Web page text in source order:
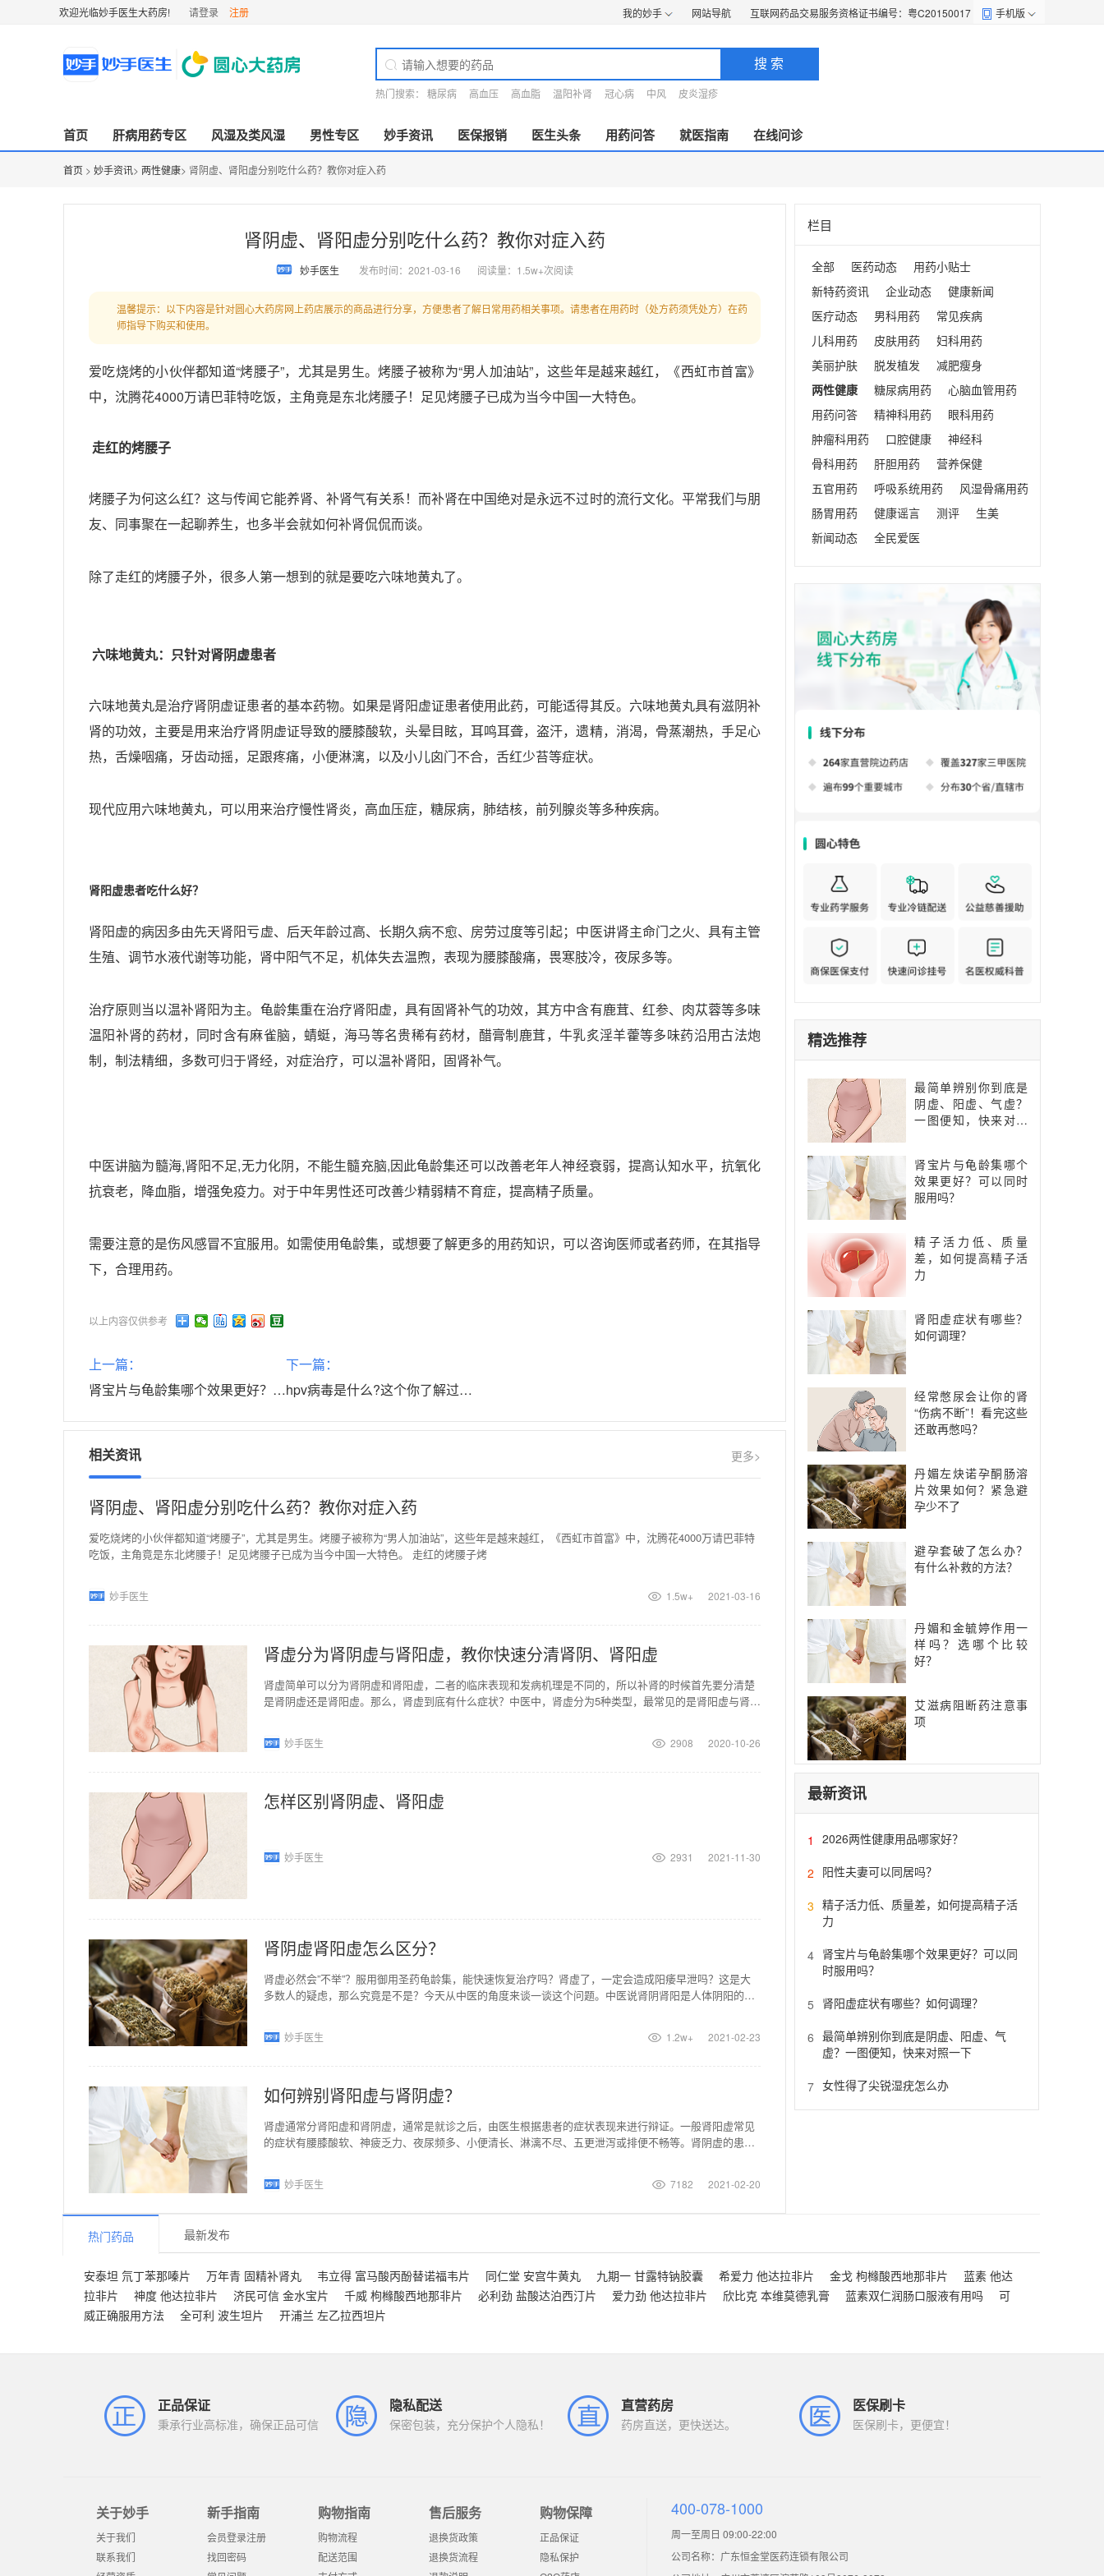
欢迎光临妙手医生大药房! 请登录 注册 我的妙手 网站导航 互联网药品交易服务资格证书编号：粤C20150017 手机版
搜 索
热门搜索： 糖尿病 高血压 高血脂 温阳补肾 冠心病 中风 皮炎湿疹
首页 肝病用药专区 风湿及类风湿 男性专区 妙手资讯 医保报销 医生头条 用药问答 就医指南 在线问诊
首页 > 妙手资讯> 两性健康> 肾阴虚、肾阳虚分别吃什么药？教你对症入药
肾阴虚、肾阳虚分别吃什么药？教你对症入药
妙手医生 发布时间：2021-03-16 阅读量：1.5w+次阅读
温馨提示：以下内容是针对圆心大药房网上药店展示的商品进行分享，方便患者了解日常用药相关事项。请患者在用药时（处方药须凭处方）在药
师指导下购买和使用。
爱吃烧烤的小伙伴都知道“烤腰子”，尤其是男生。烤腰子被称为“男人加油站”，这些年是越来越红，《西虹市首富》
中，沈腾花4000万请巴菲特吃饭，主角竟是东北烤腰子！足见烤腰子已成为当今中国一大特色。
走红的烤腰子
烤腰子为何这么红？这与传闻它能养肾、补肾气有关系！而补肾在中国绝对是永远不过时的流行文化。平常我们与朋
友、同事聚在一起聊养生，也多半会就如何补肾侃侃而谈。
除了走红的烤腰子外，很多人第一想到的就是要吃六味地黄丸了。
六味地黄丸：只针对肾阴虚患者
六味地黄丸是治疗肾阴虚证患者的基本药物。如果是肾阳虚证患者使用此药，可能适得其反。六味地黄丸具有滋阴补
肾的功效，主要是用来治疗肾阴虚证导致的腰膝酸软，头晕目眩，耳鸣耳聋，盗汗，遗精，消渴，骨蒸潮热，手足心
热，舌燥咽痛，牙齿动摇，足跟疼痛，小便淋漓，以及小儿囟门不合，舌红少苔等症状。
现代应用六味地黄丸，可以用来治疗慢性肾炎，高血压症，糖尿病，肺结核，前列腺炎等多种疾病。
肾阳虚患者吃什么好？
肾阳虚的病因多由先天肾阳亏虚、后天年龄过高、长期久病不愈、房劳过度等引起；中医讲肾主命门之火、具有主管
生殖、调节水液代谢等功能，肾中阳气不足，机体失去温煦，表现为腰膝酸痛， 畏寒肢冷，夜尿多等。
治疗原则当以温补肾阳为主。龟龄集重在治疗肾阳虚，具有固肾补气的功效，其方中含有鹿茸、红参、肉苁蓉等多味
温阳补肾的药材，同时含有麻雀脑，蜻蜓，海马等名贵稀有药材，醋膏制鹿茸，牛乳炙淫羊藿等多味药沿用古法炮
制，制法精细，多数可归于肾经，对症治疗，可以温补肾阳，固肾补气。
中医讲脑为髓海,肾阳不足,无力化阴，不能生髓充脑, 因此龟龄集还可以改善老年人神经衰弱，提高认知水平，抗氧化
抗衰老，降血脂，增强免疫力。对于中年男性还可改善少精弱精不育症，提高精子质量。
需要注意的是伤风感冒不宜服用。如需使用龟龄集，或想要了解更多的用药知识，可以咨询医师或者药师，在其指导
下，合理用药。
以上内容仅供参考
上一篇：
肾宝片与龟龄集哪个效果更好？可以同时服用吗？
下一篇：
hpv病毒是什么?这个你了解过吗？
相关资讯 更多>
肾阴虚、肾阳虚分别吃什么药？教你对症入药
爱吃烧烤的小伙伴都知道“烤腰子”，尤其是男生。烤腰子被称为“男人加油站”，这些年是越来越红，《西虹市首富》中，沈腾花4000万请巴菲特
吃饭，主角竟是东北烤腰子！足见烤腰子已成为当今中国一大特色。 走红的烤腰子烤
妙手医生 1.5w+ 2021-03-16
肾虚分为肾阴虚与肾阳虚，教你快速分清肾阴、肾阳虚
肾虚简单可以分为肾阴虚和肾阳虚，二者的临床表现和发病机理是不同的，所以补肾的时候首先要分清楚
是肾阴虚还是肾阳虚。那么，肾虚到底有什么症状？中医中，肾虚分为5种类型，最常见的是肾阳虚与肾阴
妙手医生 2908 2020-10-26
怎样区别肾阴虚、肾阳虚
妙手医生 2931 2021-11-30
肾阴虚肾阳虚怎么区分？
肾虚必然会”不举”？服用御用圣药龟龄集，能快速恢复治疗吗？肾虚了，一定会造成阳痿早泄吗？这是大
多数人的疑虑，那么究竟是不是？今天从中医的角度来谈一谈这个问题。中医说肾阴肾阳是人体阴阳的根
妙手医生 1.2w+ 2021-02-23
如何辨别肾阳虚与肾阴虚？
肾虚通常分肾阳虚和肾阴虚，通常是就诊之后，由医生根据患者的症状表现来进行辩证。一般肾阳虚常见
的症状有腰膝酸软、神疲乏力、夜尿频多、小便清长、淋漓不尽、五更泄泻或排便不畅等。肾阴虚的患者
妙手医生 7182 2021-02-20
栏目
全部 医药动态
用药小贴士
新特药资讯
企业动态
健康新闻
医疗动态
男科用药
常见疾病
儿科用药
皮肤用药
妇科用药
美丽护肤
脱发植发
减肥瘦身
两性健康
糖尿病用药
心脑血管用药
用药问答
精神科用药
眼科用药
肿瘤科用药
口腔健康
神经科
骨科用药
肝胆用药
营养保健
五官用药
呼吸系统用药
风湿骨痛用药
肠胃用药
健康谣言 测评
生美
新闻动态
全民爱医
精选推荐
最简单辨别你到底是
阴虚、阳虚、气虚？
一图便知，快来对照
肾宝片与龟龄集哪个
效果更好？可以同时
服用吗？
精子活力低、质量
差，如何提高精子活
力
肾阳虚症状有哪些？
如何调理？
经常憋尿会让你的肾
“伤病不断”！看完这些
还敢再憋吗？
丹媚左炔诺孕酮肠溶
片效果如何？紧急避
孕少不了
避孕套破了怎么办？
有什么补救的方法？
丹媚和金毓婷作用一
样吗？选哪个比较
好？
艾滋病阻断药注意事
项
最新资讯
1 2026两性健康用品哪家好？
2 阳性夫妻可以同居吗？
3 精子活力低、质量差，如何提高精子活
力
4 肾宝片与龟龄集哪个效果更好？可以同
时服用吗？
5 肾阳虚症状有哪些？如何调理？
6 最简单辨别你到底是阴虚、阳虚、气
虚？一图便知，快来对照一下
7 女性得了尖锐湿疣怎么办
热门药品 最新发布
安泰坦 氘丁苯那嗪片 万年青 固精补肾丸 韦立得 富马酸丙酚替诺福韦片 同仁堂 安宫牛黄丸 九期一 甘露特钠胶囊 希爱力 他达拉非片 金戈 枸橼酸西地那非片
蓝素 他达
拉非片
神度 他达拉非片 济民可信 金水宝片 千威 枸橼酸西地那非片 必利劲 盐酸达泊西汀片 爱力劲 他达拉非片 欣比克 本维莫德乳膏 蓝素双仁润肠口服液有用吗
可
威正确服用方法
全可利 波生坦片 开浦兰 左乙拉西坦片
正品保证
秉承行业高标准，确保正品可信
隐私配送
保密包装，充分保护个人隐私！
直营药房
药房直送，更快送达。
医保刷卡
医保刷卡，更便宜！
关于妙手
关于我们
联系我们
新手指南
会员登录注册
找回密码
购物指南
购物流程
配送范围
售后服务
退换货政策
退换货流程
购物保障
正品保证
隐私保护
400-078-1000
周一至周日 09:00-22:00
公司名称：广东恒金堂医药连锁有限公司